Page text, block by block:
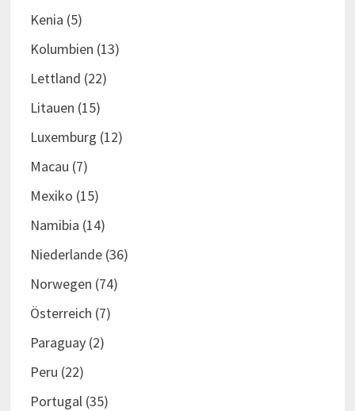
Kenia (5)
Kolumbien (13)
Lettland (22)
Litauen (15)
Luxemburg (12)
Macau (7)
Mexiko (15)
Namibia (14)
Niederlande(36)
Norwegen (74)
Österreich (7)
Paraguay(2)
Peru (22)
Portugal (35)